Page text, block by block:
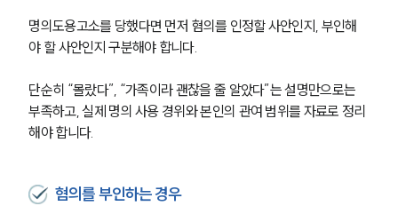
그룹소개
오시는 길
글로벌 파트너 로펌
명의도용고소를 당했다면 먼저 혐의를 인정할 사안인지, 부인해
야 할 사안인지 구분해야 합니다.
단순히 “몰랐다”, “가족이라 괜찮을 줄 알았다”는 설명만으로는
부족하고, 실제 명의 사용 경위와 본인의 관여 범위를 자료로 정리
해야 합니다.
혐의를 부인하는 경우